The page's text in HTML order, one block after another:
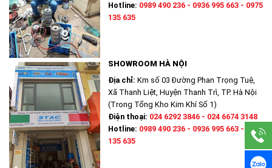
Hotline: 0989 490 236 - 0936 995 663 - 0975
135 635
SHOWROOM HÀ NỘI
Địa chỉ: Km số 03 Đường Phan Trọng Tuệ,
Xã Thanh Liệt, Huyện Thanh Trì, TP. Hà Nội
(Trong Tổng Kho Kim Khí Số 1)
Điện thoại: 024 6292 3846 - 024 6674 3148
Hotline: 0989 490 236 - 0936 995 663 - 0975
135 635